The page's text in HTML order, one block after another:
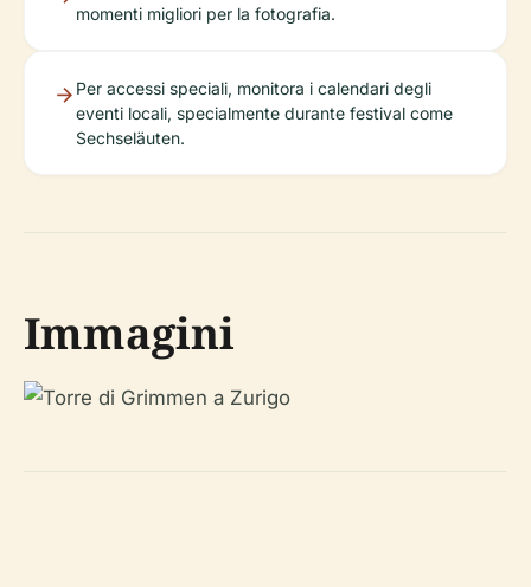
momenti migliori per la fotografia.
Per accessi speciali, monitora i calendari degli
eventi locali, specialmente durante festival come
Sechseläuten.
Immagini